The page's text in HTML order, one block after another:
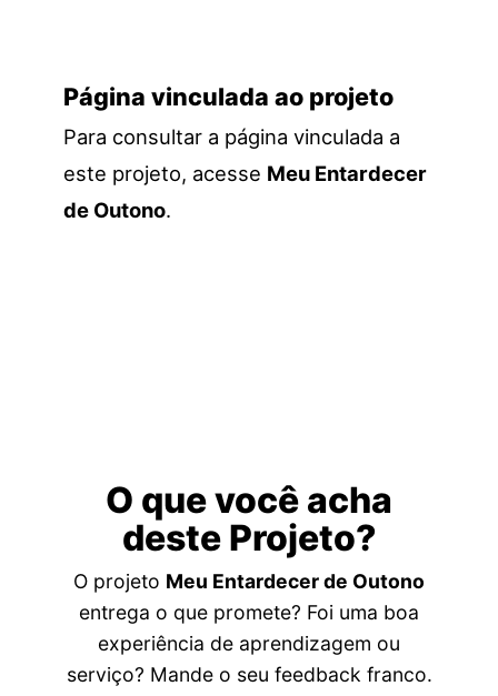
Página vinculada ao projeto
Para consultar a página vinculada a
este projeto, acesse Meu Entardecer
de Outono.
O que você acha
deste Projeto?
O projeto Meu Entardecer de Outono
entrega o que promete? Foi uma boa
experiência de aprendizagem ou
serviço? Mande o seu feedback franco.